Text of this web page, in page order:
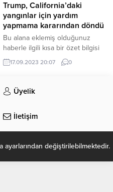
Trump, California’daki
yangınlar için yardım
yapmama kararından döndü
Bu alana eklemiş olduğunuz
haberle ilgili kısa bir özet bilgisi
ekleyebilirsiniz. Bu metin yazı
düzenleme sayfasında “Özet”
eklenmişse başlık altında kalın
olarak bu şekilde gösterilir,
17.09.2023 20:07 0
Üyelik
İletişim
ayarlarından değiştirilebilmektedir.